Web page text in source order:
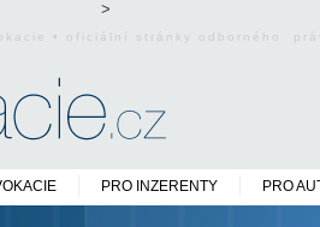
>
• oficiální stránky odborného
PRO INZERENTY PRO